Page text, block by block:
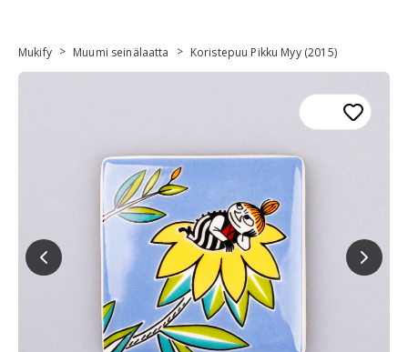
Mukify > Muumi seinälaatta > Koristepuu Pikku Myy (2015)